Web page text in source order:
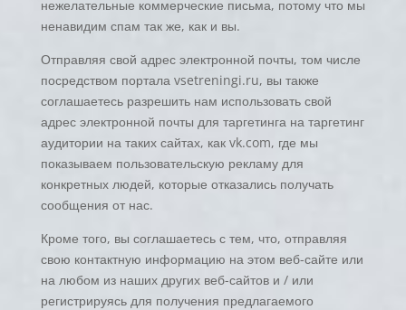
нежелательные коммерческие письма, потому что мы
ненавидим спам так же, как и вы.
Отправляя свой адрес электронной почты, том числе
посредством портала vsetreningi.ru, вы также
соглашаетесь разрешить нам использовать свой
адрес электронной почты для таргетинга на таргетинг
аудитории на таких сайтах, как vk.com, где мы
показываем пользовательскую рекламу для
конкретных людей, которые отказались получать
сообщения от нас.
Кроме того, вы соглашаетесь с тем, что, отправляя
свою контактную информацию на этом веб-сайте или
на любом из наших других веб-сайтов и / или
регистрируясь для получения предлагаемого